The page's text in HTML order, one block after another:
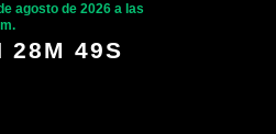
agosto de 2026 a las
28M 49S